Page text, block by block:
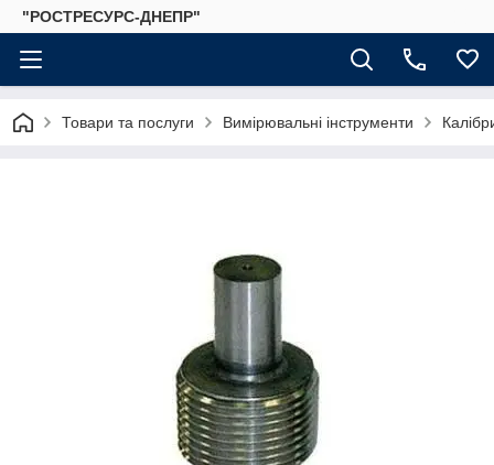
"РОСТРЕСУРС-ДНЕПР"
Товари та послуги Вимірювальні інструменти